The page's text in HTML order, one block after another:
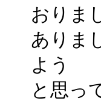
おりま
ありま
よう
と思っ